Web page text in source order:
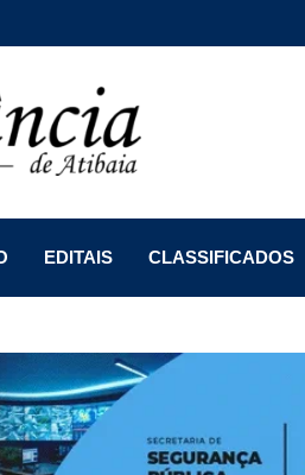
EDITAIS CLASSIFICADOS